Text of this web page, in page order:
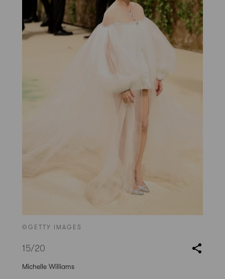
©GETTY IMAGES
15/20
Michelle Williams